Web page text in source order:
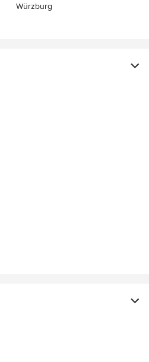
Würzburg